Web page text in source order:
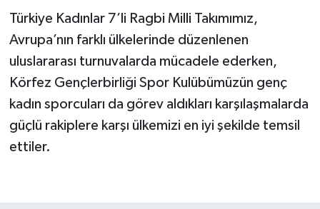
Türkiye Kadınlar 7’li Ragbi Milli Takımımız,
Avrupa’nın farklı ülkelerinde düzenlenen
uluslararası turnuvalarda mücadele ederken,
Körfez Gençlerbirliği Spor Kulübümüzün genç
kadın sporcuları da görev aldıkları karşılaşmalarda
güçlü rakiplere karşı ülkemizi en iyi şekilde temsil
ettiler.